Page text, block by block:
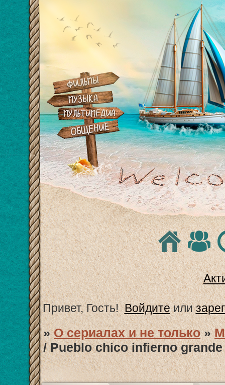
Привет, Гость! Войдитеили
»О сериалах и не только »
/ Pueblo chico infierno grande